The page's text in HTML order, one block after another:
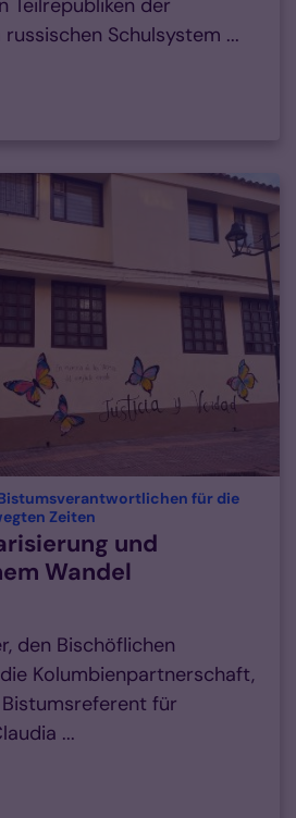
Schulsystem ...
für die
Zeiten
und
Wandel
den Bischöflichen
Kolumbienpartnerschaft,
für
...